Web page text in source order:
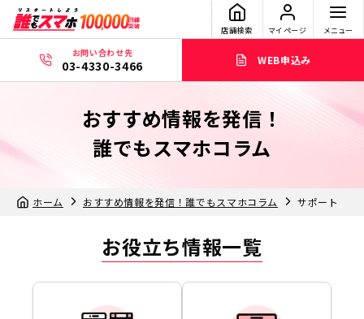
店舗検索 マイページ メニュー
お問い合わせ先
03-4330-3466 WEB申込み
おすすめ情報を発信！
誰でもスマホコラム
ホーム おすすめ情報を発信！誰でもスマホコラム サポート
お役立ち情報一覧